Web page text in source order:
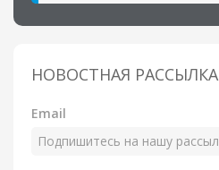
НОВОСТНАЯ РАССЫЛКА
Email